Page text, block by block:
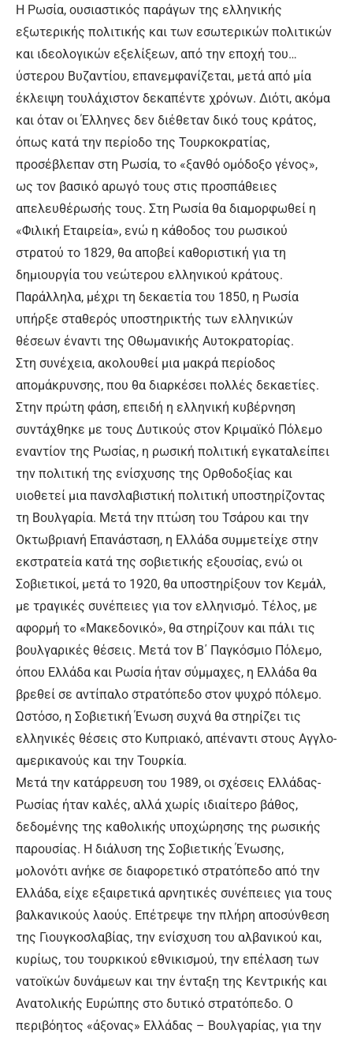
Η Ρωσία, ουσιαστικός παράγων της ελληνικής
εξωτερικής πολιτικής και των εσωτερικών πολιτικών
και ιδεολογικών εξελίξεων, από την εποχή του…
ύστερου Βυζαντίου, επανεμφανίζεται, μετά από μία
έκλειψη τουλάχιστον δεκαπέντε χρόνων. Διότι, ακόμα
και όταν οι Έλληνες δεν διέθεταν δικό τους κράτος,
όπως κατά την περίοδο της Τουρκοκρατίας,
προσέβλεπαν στη Ρωσία, το «ξανθό ομόδοξο γένος»,
ως τον βασικό αρωγό τους στις προσπάθειες
απελευθέρωσής τους. Στη Ρωσία θα διαμορφωθεί η
«Φιλική Εταιρεία», ενώ η κάθοδος του ρωσικού
στρατού το 1829, θα αποβεί καθοριστική για τη
δημιουργία του νεώτερου ελληνικού κράτους.
Παράλληλα, μέχρι τη δεκαετία του 1850, η Ρωσία
υπήρξε σταθερός υποστηρικτής των ελληνικών
θέσεων έναντι της Οθωμανικής Αυτοκρατορίας.
Στη συνέχεια, ακολουθεί μια μακρά περίοδος
απομάκρυνσης, που θα διαρκέσει πολλές δεκαετίες.
Στην πρώτη φάση, επειδή η ελληνική κυβέρνηση
συντάχθηκε με τους Δυτικούς στον Κριμαϊκό Πόλεμο
εναντίον της Ρωσίας, η ρωσική πολιτική εγκαταλείπει
την πολιτική της ενίσχυσης της Ορθοδοξίας και
υιοθετεί μια πανσλαβιστική πολιτική υποστηρίζοντας
τη Βουλγαρία. Μετά την πτώση του Τσάρου και την
Οκτωβριανή Επανάσταση, η Ελλάδα συμμετείχε στην
εκστρατεία κατά της σοβιετικής εξουσίας, ενώ οι
Σοβιετικοί, μετά το 1920, θα υποστη­ρίξουν τον Κεμάλ,
με τραγικές συνέπειες για τον ελληνισμό. Τέλος, με
αφορμή το «Μακεδονικό», θα στηρίζουν και πάλι τις
βουλγαρικές θέσεις. Μετά τον Β΄ Παγκόσμιο Πόλεμο,
όπου Ελλάδα και Ρωσία ήταν σύμμαχες, η Ελλάδα θα
βρεθεί σε αντίπαλο στρατόπεδο στον ψυχρό πόλεμο.
Ωστόσο, η Σοβιετική Ένωση συχνά θα στηρίζει τις
ελληνικές θέσεις στο Κυπριακό, απέναντι στους Αγγλο­
αμερικανούς και την Τουρκία.
Μετά την κατάρρευση του 1989, οι σχέσεις Ελλάδας-
Ρωσίας ήταν καλές, αλλά χωρίς ιδιαίτερο βάθος,
δεδομένης της καθολικής υποχώρησης της ρωσικής
παρουσίας. Η διάλυση της Σοβιετικής Ένωσης,
μολονότι ανήκε σε διαφορετικό στρατόπεδο από την
Ελλάδα, είχε εξαιρετικά αρνητικές συνέπειες για τους
βαλκανικούς λαούς. Επέτρεψε την πλήρη αποσύνθεση
της Γιουγκοσλαβίας, την ενίσχυση του αλβανικού και,
κυρίως, του τουρκικού εθνικισμού, την επέλαση των
νατοϊκών δυνάμεων και την ένταξη της Κεντρικής και
Ανατολικής Ευρώπης στο δυτικό στρατόπεδο. Ο
περιβόητος «άξονας» Ελλάδας – Βουλγαρίας, για την